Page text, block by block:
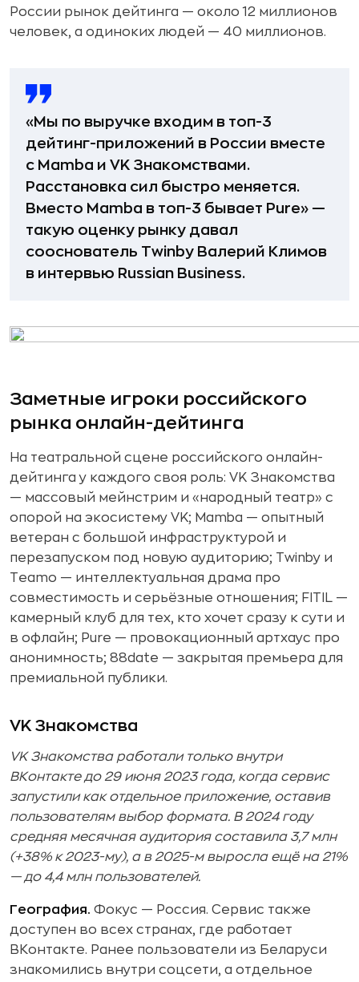
России рынок дейтинга — около 12 миллионов
человек, а одиноких людей — 40 миллионов.
«Мы по выручке входим в топ-3
дейтинг-приложений в России вместе
с Mamba и VK Знакомствами.
Расстановка сил быстро меняется.
Вместо Mamba в топ-3 бывает Pure» —
такую оценку рынку давал
сооснователь Twinby Валерий Климов
в интервью Russian Business.
Заметные игроки российского
рынка онлайн-дейтинга
На театральной сцене российского онлайн-
дейтинга у каждого своя роль: VK Знакомства
— массовый мейнстрим и «народный театр» с
опорой на экосистему VK; Mamba — опытный
ветеран с большой инфраструктурой и
перезапуском под новую аудиторию; Twinby и
Teamo — интеллектуальная драма про
совместимость и серьёзные отношения; FITIL —
камерный клуб для тех, кто хочет сразу к сути и
в офлайн; Pure — провокационный артхаус про
анонимность; 88date — закрытая премьера для
премиальной публики.
VK Знакомства
VK Знакомства работали только внутри
ВКонтакте до 29 июня 2023 года, когда сервис
запустили как отдельное приложение, оставив
пользователям выбор формата. В 2024 году
средняя месячная аудитория составила 3,7 млн
(+38% к 2023-му), а в 2025-м выросла ещё на 21%
— до 4,4 млн пользователей.
География. Фокус — Россия. Сервис также
доступен во всех странах, где работает
ВКонтакте. Ранее пользователи из Беларуси
знакомились внутри соцсети, а отдельное